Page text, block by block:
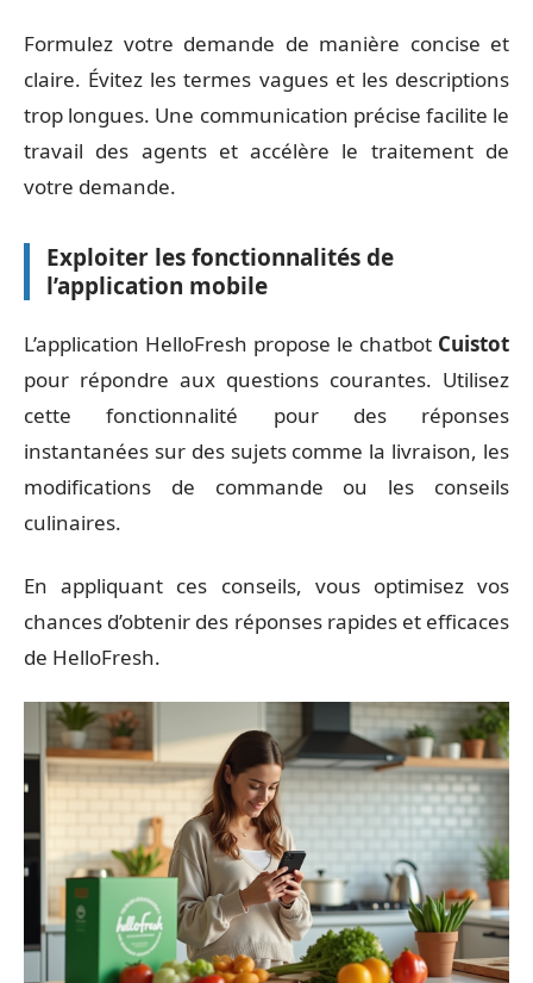
Formulez votre demande de manière concise et
claire. Évitez les termes vagues et les descriptions
trop longues. Une communication précise facilite le
travail des agents et accélère le traitement de
votre demande.
Exploiter les fonctionnalités de
l’application mobile
L’application HelloFresh propose le chatbot Cuistot
pour répondre aux questions courantes. Utilisez
cette fonctionnalité pour des réponses
instantanées sur des sujets comme la livraison, les
modifications de commande ou les conseils
culinaires.
En appliquant ces conseils, vous optimisez vos
chances d’obtenir des réponses rapides et efficaces
de HelloFresh.